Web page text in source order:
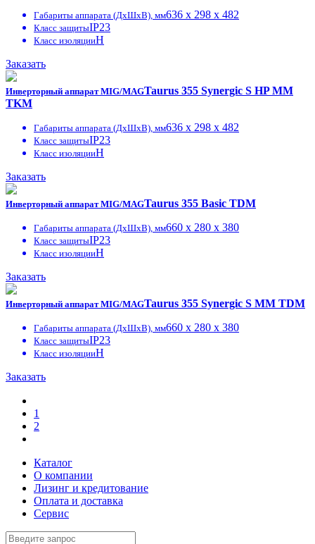
Габариты аппарата (ДxШxВ), мм636 x 298 x 482
Класс защитыIP23
Класс изоляцииH
Заказать
Инверторный аппарат MIG/MAGTaurus 355 Synergic S HP MM
TKM
Габариты аппарата (ДxШxВ), мм636 x 298 x 482
Класс защитыIP23
Класс изоляцииH
Заказать
Инверторный аппарат MIG/MAGTaurus 355 Basic TDM
Габариты аппарата (ДxШxВ), мм660 x 280 x 380
Класс защитыIP23
Класс изоляцииH
Заказать
Инверторный аппарат MIG/MAGTaurus 355 Synergic S MM TDM
Габариты аппарата (ДxШxВ), мм660 x 280 x 380
Класс защитыIP23
Класс изоляцииH
Заказать
1
2
Каталог
О компании
Лизинг и кредитование
Оплата и доставка
Сервис